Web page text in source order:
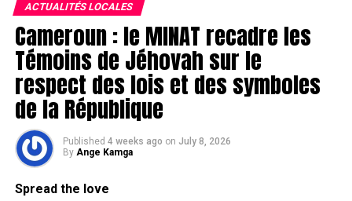
ACTUALITÉS LOCALES
Cameroun : le MINAT recadre les
Témoins de Jéhovah sur le
respect des lois et des symboles
de la République
Published 4 weeks ago on July 8, 2026
By Ange Kamga
Spread the love